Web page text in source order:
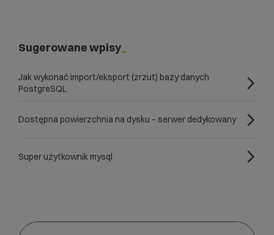
Sugerowane wpisy
Jak wykonać import/eksport (zrzut) bazy danych
PostgreSQL
Dostępna powierzchnia na dysku – serwer dedykowany
Super użytkownik mysql